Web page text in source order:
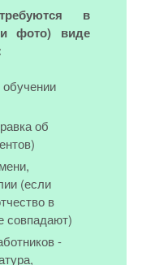
в
фото) виде
обучении
об
(если
в
совпадают)
-